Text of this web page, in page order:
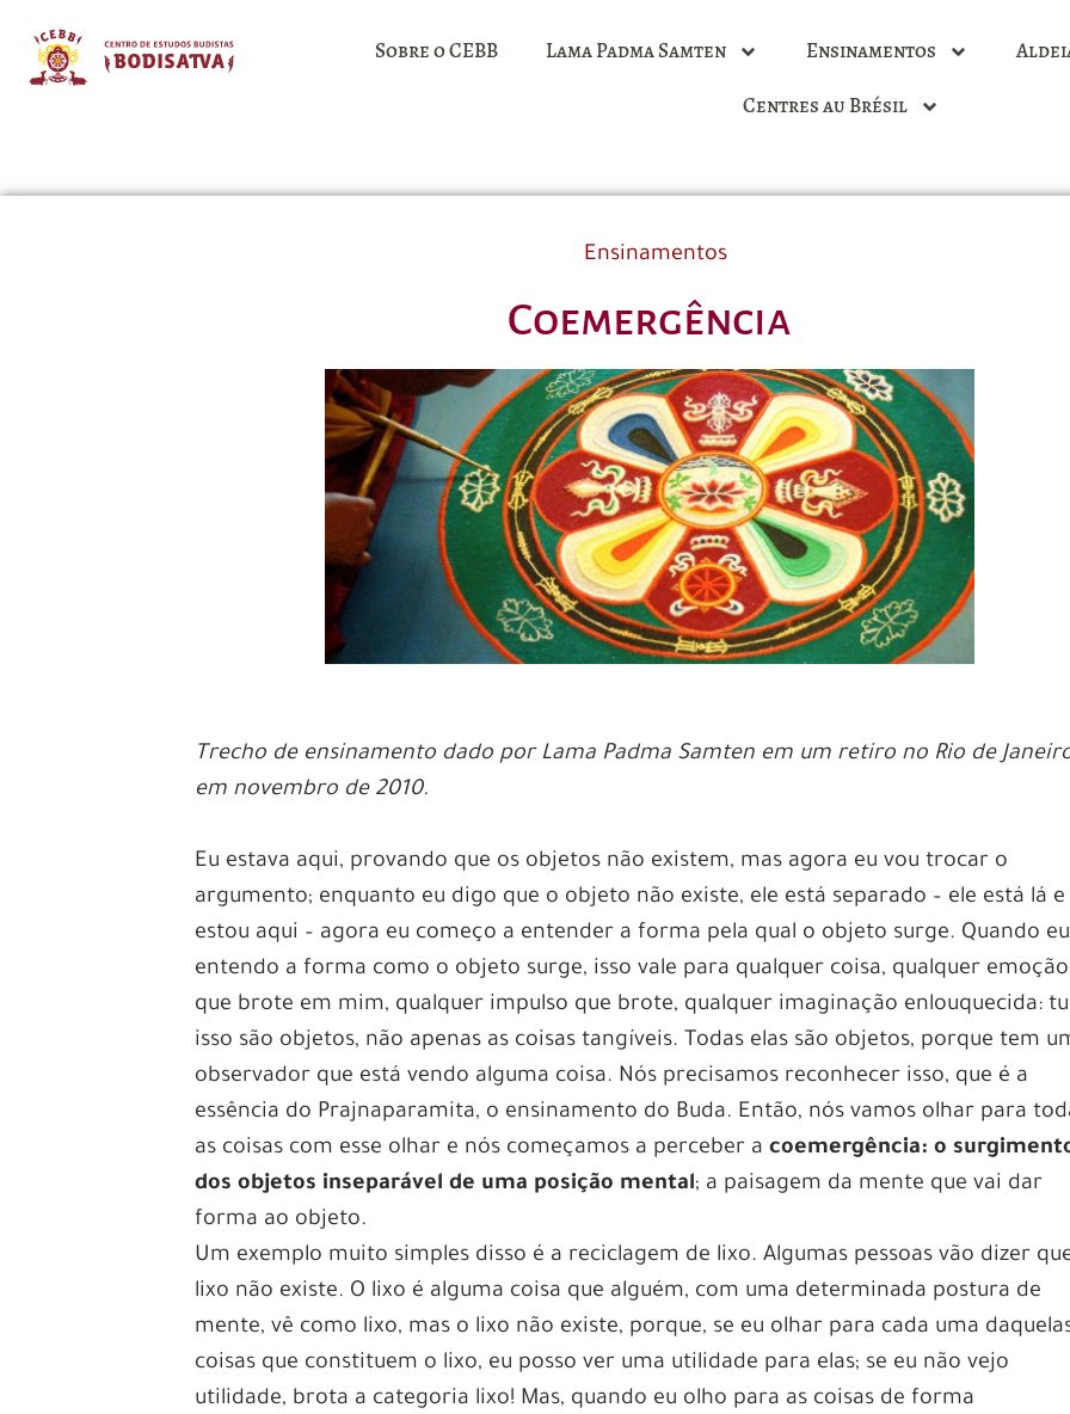
Sobre o CEBB Lama Padma Samten Ensinamentos
Centres au Brésil
Ensinamentos
Coemergência
Trecho de ensinamento dado por Lama Padma Samten em um retiro no Rio de
em novembro de 2010.
Eu estava aqui, provando que os objetos não existem, mas agora eu vou trocar o
argumento; enquanto eu digo que o objeto não existe, ele está separado – ele está lá e
estou aqui – agora eu começo a entender a forma pela qual o objeto surge. Quando eu
entendo a forma como o objeto surge, isso vale para qualquer coisa, qualquer emoção
que brote em mim, qualquer impulso que brote, qualquer imaginação enlouquecida:
isso são objetos, não apenas as coisas tangíveis. Todas elas são objetos, porque tem
observador que está vendo alguma coisa. Nós precisamos reconhecer isso, que é a
essência do Prajnaparamita, o ensinamento do Buda. Então, nós vamos olhar para
as coisas com esse olhar e nós começamos a perceber acoemergência: o
dos objetos inseparável de uma posição mental; a paisagem da mente que vai dar
forma ao objeto.
Um exemplo muito simples disso é a reciclagem de lixo. Algumas pessoas vão dizer
lixo não existe. O lixo é alguma coisa que alguém, com uma determinada postura de
mente, vê como lixo, mas o lixo não existe, porque, se eu olhar para cada uma
coisas que constituem o lixo, eu posso ver uma utilidade para elas; se eu não vejo
utilidade, brota a categoria lixo! Mas, quando eu olho para as coisas de forma